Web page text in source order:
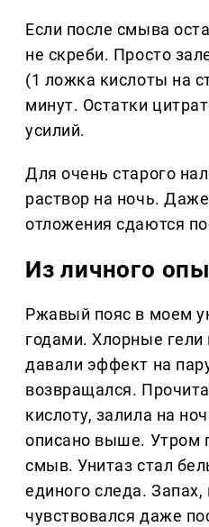
Если после смыва
не скреби. Просто
(1 ложка кислоты на
минут. Остатки
усилий.
Для очень старого
раствор на ночь.
отложения сдаются
Из личного
Ржавый пояс в моем
годами. Хлорные гели
давали эффект на
возвращался.
кислоту, залила на
описано выше. Утром
смыв. Унитаз стал
единого следа. Запах,
чувствовался даже